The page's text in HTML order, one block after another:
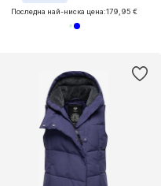
Последна най-ниска цена:179,95 €